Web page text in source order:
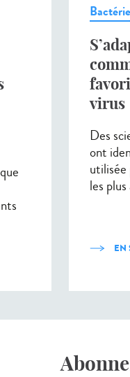
Bactérie
virus
Des
ont
utilisée
les
EN